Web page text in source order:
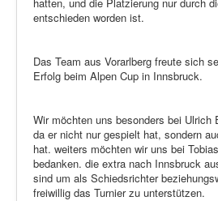
entschieden worden ist.
Das Team aus Vorarlberg freute sich
Erfolg beim Alpen Cup in Innsbruck.
Wir möchten uns besonders bei Ulrich
da er nicht nur gespielt hat, sondern
hat. weiters möchten wir uns bei
bedanken. die extra nach Innsbruck
sind um als Schiedsrichter
freiwillig das Turnier zu unterstützen.